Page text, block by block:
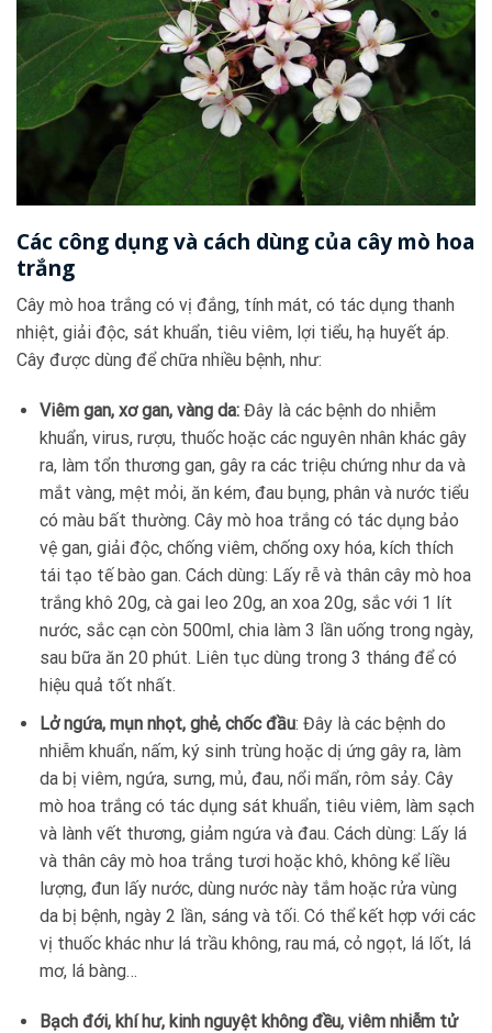
Các công dụng và cách dùng của cây mò hoa
trắng
Cây mò hoa trắng có vị đắng, tính mát, có tác dụng thanh
nhiệt, giải độc, sát khuẩn, tiêu viêm, lợi tiểu, hạ huyết áp.
Cây được dùng để chữa nhiều bệnh, như:
Viêm gan, xơ gan, vàng da:Đây là các bệnh do nhiễm
khuẩn, virus, rượu, thuốc hoặc các nguyên nhân khác gây
ra, làm tổn thương gan, gây ra các triệu chứng như da và
mắt vàng, mệt mỏi, ăn kém, đau bụng, phân và nước tiểu
có màu bất thường. Cây mò hoa trắng có tác dụng bảo
vệ gan, giải độc, chống viêm, chống oxy hóa, kích thích
tái tạo tế bào gan. Cách dùng: Lấy rễ và thân cây mò hoa
trắng khô 20g, cà gai leo 20g, an xoa 20g, sắc với 1 lít
nước, sắc cạn còn 500ml, chia làm 3 lần uống trong ngày,
sau bữa ăn 20 phút. Liên tục dùng trong 3 tháng để có
hiệu quả tốt nhất.
Lở ngứa, mụn nhọt, ghẻ, chốc đầu: Đây là các bệnh do
nhiễm khuẩn, nấm, ký sinh trùng hoặc dị ứng gây ra, làm
da bị viêm, ngứa, sưng, mủ, đau, nổi mẩn, rôm sảy. Cây
mò hoa trắng có tác dụng sát khuẩn, tiêu viêm, làm sạch
và lành vết thương, giảm ngứa và đau. Cách dùng: Lấy lá
và thân cây mò hoa trắng tươi hoặc khô, không kể liều
lượng, đun lấy nước, dùng nước này tắm hoặc rửa vùng
da bị bệnh, ngày 2 lần, sáng và tối. Có thể kết hợp với các
vị thuốc khác như lá trầu không, rau má, cỏ ngọt, lá lốt, lá
mơ, lá bàng…
Bạch đới, khí hư, kinh nguyệt không đều, viêm nhiễm tử